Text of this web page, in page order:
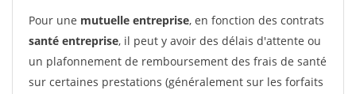
Pour une mutuelle entreprise, en fonction des contrats
santé entreprise, il peut y avoir des délais d'attente ou
un plafonnement de remboursement des frais de santé
sur certaines prestations (généralement sur les forfaits